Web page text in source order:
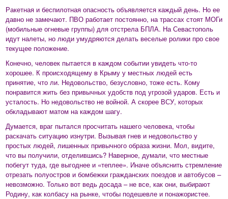
Ракетная и беспилотная опасность объявляется каждый день. Но ее
давно не замечают. ПВО работает постоянно, на трассах стоят МОГи
(мобильные огневые группы) для отстрела БПЛА. На Севастополь
идут налеты, но люди умудряются делать веселые ролики про свое
текущее положение.
Конечно, человек пытается в каждом событии увидеть что-то
хорошее. К происходящему в Крыму у местных людей есть
принятие, что ли. Недовольство, безусловно, тоже есть. Кому
понравится жить без привычных удобств под угрозой ударов. Есть и
усталость. Но недовольство не войной. А скорее ВСУ, которых
обкладывают матом на каждом шагу.
Думается, враг пытался просчитать нашего человека, чтобы
раскачать ситуацию изнутри. Вызывая гнев и недовольство у
простых людей, лишенных привычного образа жизни. Мол, видите,
что вы получили, отделившись? Наверное, думали, что местные
побегут туда, где выгоднее и «теплее». Иначе объяснить стремление
отрезать полуостров и бомбежки гражданских поездов и автобусов –
невозможно. Только вот ведь досада – не все, как они, выбирают
Родину, как колбасу на рынке, чтобы подешевле и понажористее.